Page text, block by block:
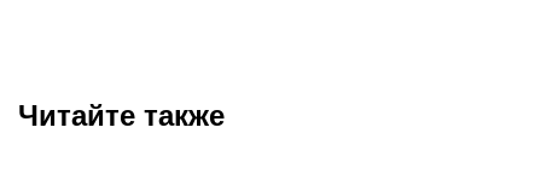
Читайте также